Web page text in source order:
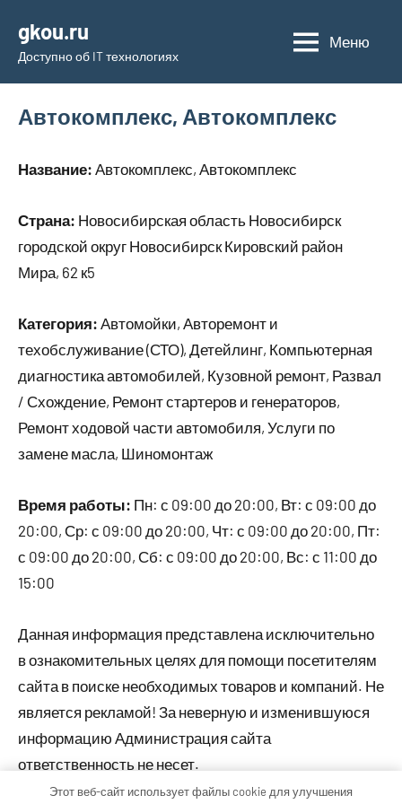
содержимому
gkou.ru
Доступно об IT технологиях
Меню
Автокомплекс, Автокомплекс
Название: Автокомплекс, Автокомплекс
Страна: Новосибирская область Новосибирск
городской округ Новосибирск Кировский район
Мира, 62 к5
Категория: Автомойки, Авторемонт и
техобслуживание (СТО), Детейлинг, Компьютерная
диагностика автомобилей, Кузовной ремонт, Развал
/ Схождение, Ремонт стартеров и генераторов,
Ремонт ходовой части автомобиля, Услуги по
замене масла, Шиномонтаж
Время работы: Пн: с 09:00 до 20:00, Вт: с 09:00 до
20:00, Ср: с 09:00 до 20:00, Чт: с 09:00 до 20:00, Пт:
с 09:00 до 20:00, Сб: с 09:00 до 20:00, Вс: с 11:00 до
15:00
Данная информация представлена исключительно
в ознакомительных целях для помощи посетителям
сайта в поиске необходимых товаров и компаний. Не
является рекламой! За неверную и изменившуюся
информацию Администрация сайта
ответственность не несет.
Этот веб-сайт использует файлы cookie для улучшения